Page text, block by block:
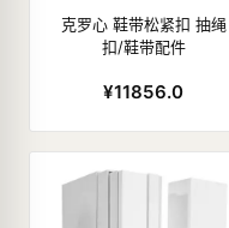
克罗心 鞋带松紧扣 抽绳
扣/鞋带配件
¥11856.0